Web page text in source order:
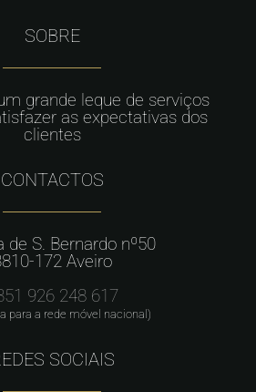
SOBRE
grande leque de serviços
as expectativas dos
clientes
CONTACTOS
de S. Bernardo nº50
172 Aveiro
926 248 617
para a rede móvel nacional)
SOCIAIS